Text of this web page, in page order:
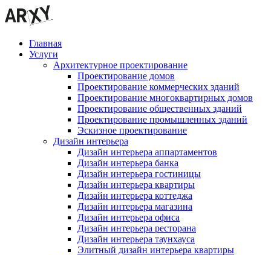
Главная
Услуги
Архитектурное проектирование
Проектирование домов
Проектирование коммерческих зданий
Проектирование многоквартирных домов
Проектирование общественных зданий
Проектирование промышленных зданий
Эскизное проектирование
Дизайн интерьера
Дизайн интерьера аппартаментов
Дизайн интерьера банка
Дизайн интерьера гостиницы
Дизайн интерьера квартиры
Дизайн интерьера коттеджа
Дизайн интерьера магазина
Дизайн интерьера офиса
Дизайн интерьера ресторана
Дизайн интерьера таунхауса
Элитный дизайн интерьера квартиры